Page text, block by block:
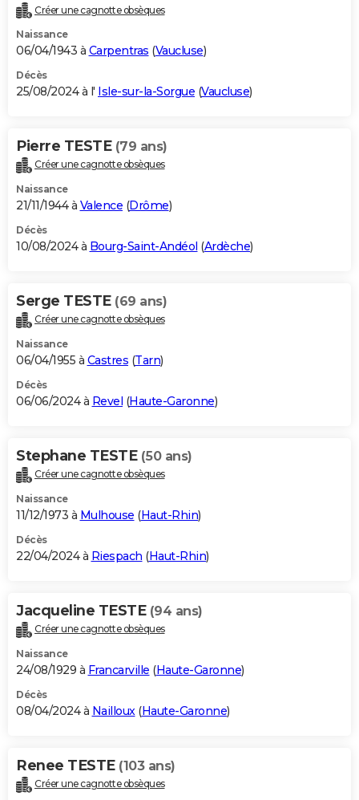
Créer une cagnotte obsèques
Naissance
06/04/1943 à Carpentras (Vaucluse)
Décès
25/08/2024 à l' Isle-sur-la-Sorgue (Vaucluse)
Pierre TESTE (79 ans)
Créer une cagnotte obsèques
Naissance
21/11/1944 à Valence (Drôme)
Décès
10/08/2024 à Bourg-Saint-Andéol (Ardèche)
Serge TESTE (69 ans)
Créer une cagnotte obsèques
Naissance
06/04/1955 à Castres (Tarn)
Décès
06/06/2024 à Revel (Haute-Garonne)
Stephane TESTE (50 ans)
Créer une cagnotte obsèques
Naissance
11/12/1973 à Mulhouse (Haut-Rhin)
Décès
22/04/2024 à Riespach (Haut-Rhin)
Jacqueline TESTE (94 ans)
Créer une cagnotte obsèques
Naissance
24/08/1929 à Francarville (Haute-Garonne)
Décès
08/04/2024 à Nailloux(Haute-Garonne)
Renee TESTE (103 ans)
Créer une cagnotte obsèques